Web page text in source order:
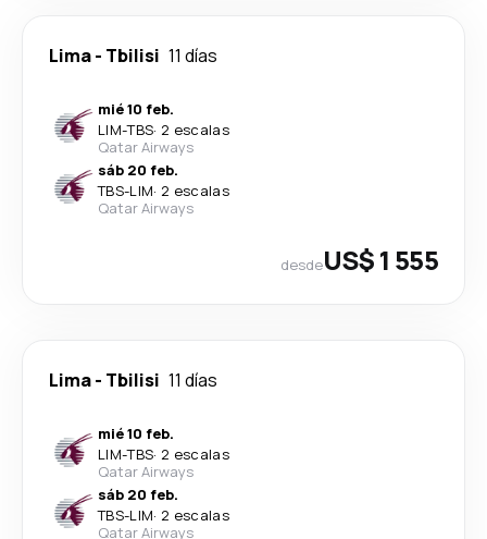
Lima- Tbilisi 11 días
mié 10 feb.
LIM-TBS· 2 escalas
Qatar Airways
sáb 20 feb.
TBS-LIM· 2 escalas
Qatar Airways
desdeUS$ 1 555
Lima- Tbilisi 11 días
mié 10 feb.
LIM-TBS· 2 escalas
Qatar Airways
sáb 20 feb.
TBS-LIM· 2 escalas
Qatar Airways